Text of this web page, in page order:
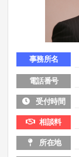
事務所名
電話番号
受付時間
相談料
所在地